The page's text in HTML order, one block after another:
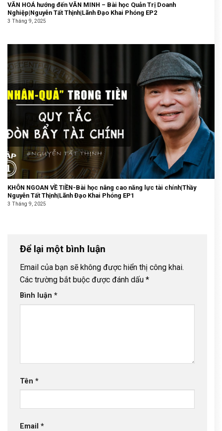
VĂN HOÁ hướng đến VĂN MINH – Bài học Quản Trị Doanh
Nghiệp|Nguyễn Tất Thịnh|Lãnh Đạo Khai Phóng EP2
3 Tháng 9, 2025
KHÔN NGOAN VỀ TIỀN-Bài học nâng cao năng lực tài chính|Thầy
Nguyễn Tất Thịnh|Lãnh Đạo Khai Phóng EP1
3 Tháng 9, 2025
Để lại một bình luận
Email của bạn sẽ không được hiển thị công khai.
Các trường bắt buộc được đánh dấu *
Bình luận *
Tên *
Email *